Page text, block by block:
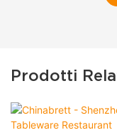
Prodotti